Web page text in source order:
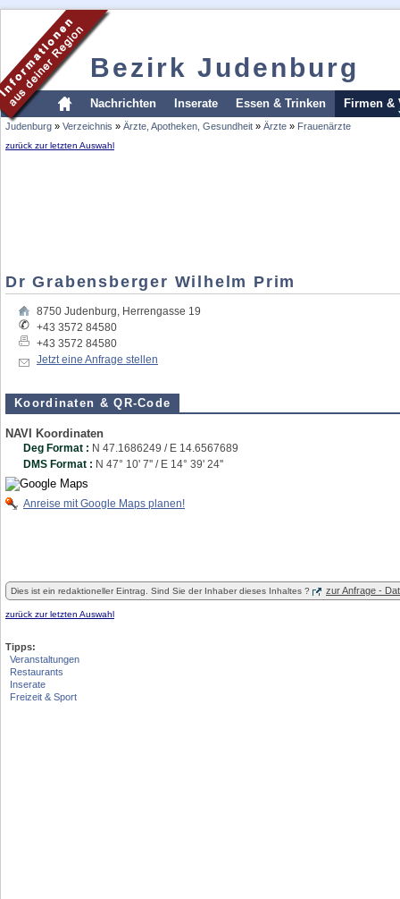
Bezirk Judenburg
Nachrichten Inserate Essen & Trinken Firmen &
Judenburg » Verzeichnis » Ärzte, Apotheken, Gesundheit » Ärzte » Frauenärzte
zurück zur letzten Auswahl
Dr Grabensberger Wilhelm Prim
8750 Judenburg, Herrengasse 19
+43 3572 84580
+43 3572 84580
Jetzt eine Anfrage stellen
Koordinaten & QR-Code
NAVI Koordinaten
Deg Format : N 47.1686249 / E 14.6567689
DMS Format : N 47° 10' 7'' / E 14° 39' 24''
Anreise mit Google Maps planen!
Dies ist ein redaktioneller Eintrag. Sind Sie der Inhaber dieses Inhaltes ? zur Anfrage -
zurück zur letzten Auswahl
Tipps:
Veranstaltungen
Restaurants
Inserate
Freizeit & Sport